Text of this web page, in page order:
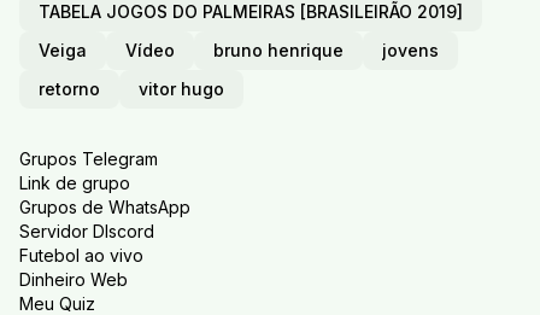
TABELA JOGOS DO PALMEIRAS [BRASILEIRÃO 2019]
Veiga
Vídeo bruno henrique
jovens
retorno
vitor hugo
Grupos Telegram
Link de grupo
Grupos de WhatsApp
Servidor DIscord
Futebol ao vivo
Dinheiro Web
Meu Quiz